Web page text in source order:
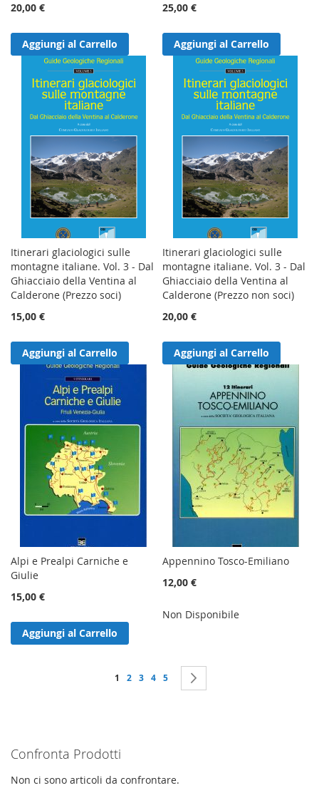
20,00 €
Aggiungi al Carrello
25,00 €
Aggiungi al Carrello
Itinerari glaciologici sulle
montagne italiane. Vol. 3 - Dal
Ghiacciaio della Ventina al
Calderone (Prezzo soci)
15,00 €
Aggiungi al Carrello
Itinerari glaciologici sulle
montagne italiane. Vol. 3 - Dal
Ghiacciaio della Ventina al
Calderone (Prezzo non soci)
20,00 €
Aggiungi al Carrello
Alpi e Prealpi Carniche e
Giulie
15,00 €
Aggiungi al Carrello
Appennino Tosco-Emiliano
12,00 €
Non Disponibile
Pagina
Attualmente stai leggendo la pagina
1 Pagina
2 Pagina
3 Pagina
4 Pagina
5
Confronta Prodotti
Non ci sono articoli da confrontare.